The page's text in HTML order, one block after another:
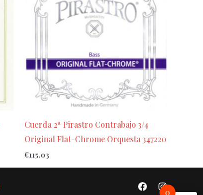
Cuerda 2ª Pirastro Contrabajo 3/4
Original Flat-Chrome Orquesta 347220
€115.03
0